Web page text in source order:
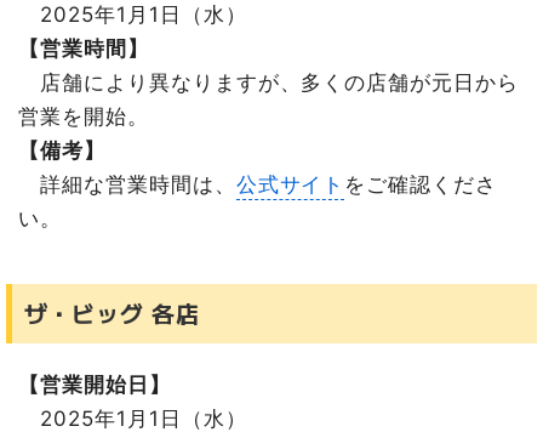
コープさっぽろ 各店
大丸札幌店
店舗によって営業日時が異なる施設
セイコーマート各店
まとめ
2025年1月1日（水）
【営業時間】
店舗により異なりますが、多くの店舗が元日から
営業を開始。
【備考】
詳細な営業時間は、 公式サイト をご確認くださ
い。
ザ・ビッグ 各店
【営業開始日】
2025年1月1日（水）